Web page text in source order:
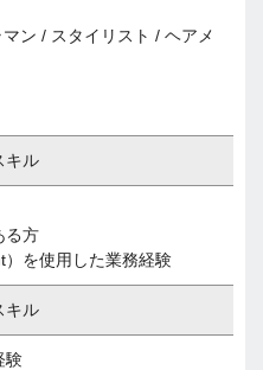
ン / スタイリスト / ヘアメ
キル
る方
）を使用した業務経験
キル
験